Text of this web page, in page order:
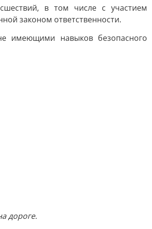
в том числе с участием
законом ответственности.
имеющими навыков безопасного
дороге.